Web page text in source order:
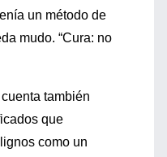
un método de
mudo. “Cura: no
también
que
como un